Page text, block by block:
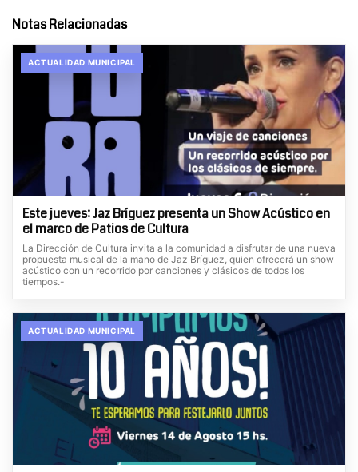
Notas Relacionadas
ACTUALIDAD MUNICIPAL
Este jueves: Jaz Bríguez presenta un Show Acústico en
el marco de Patios de Cultura
La Dirección de Cultura invita a la comunidad a disfrutar de una nueva
propuesta musical de la mano de Jaz Bríguez, quien ofrecerá un show
acústico con un recorrido por canciones y clásicos de todos los
tiempos.-
ACTUALIDAD MUNICIPAL